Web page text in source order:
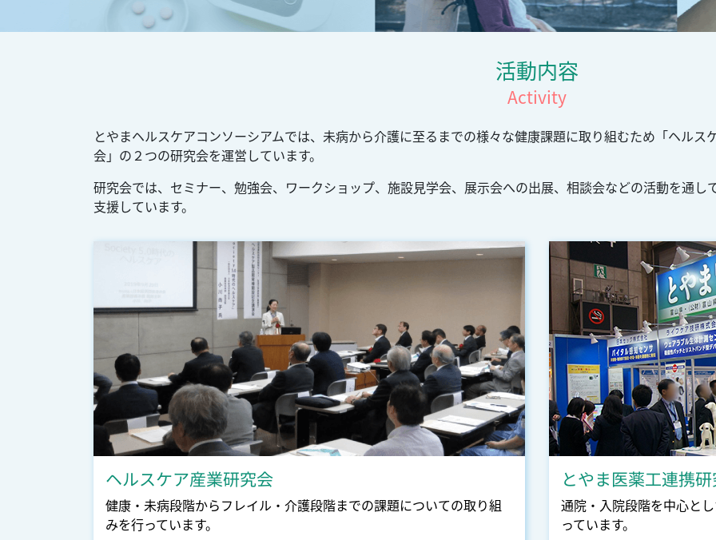
活動内容
Activity
とやまヘルスケアコンソーシアムでは、未病から介護に至るまでの様々な健康課題に取り組むため「ヘル
会」の２つの研究会を運営しています。
研究会では、セミナー、勉強会、ワークショップ、施設見学会、展示会への出展、相談会などの活動を通
支援しています。
ヘルスケア産業研究会
健康・未病段階からフレイル・介護段階までの課題についての取り組
みを行っています。
とやま医薬工連携
通院・入院段階を中心と
っています。